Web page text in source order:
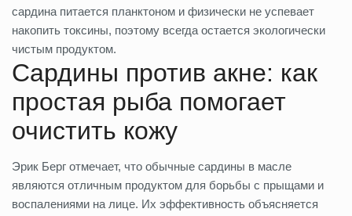
сардина питается планктоном и физически не успевает
накопить токсины, поэтому всегда остается экологически
чистым продуктом.
Сардины против акне: как
простая рыба помогает
очистить кожу
Эрик Берг отмечает, что обычные сардины в масле
являются отличным продуктом для борьбы с прыщами и
воспалениями на лице. Их эффективность объясняется